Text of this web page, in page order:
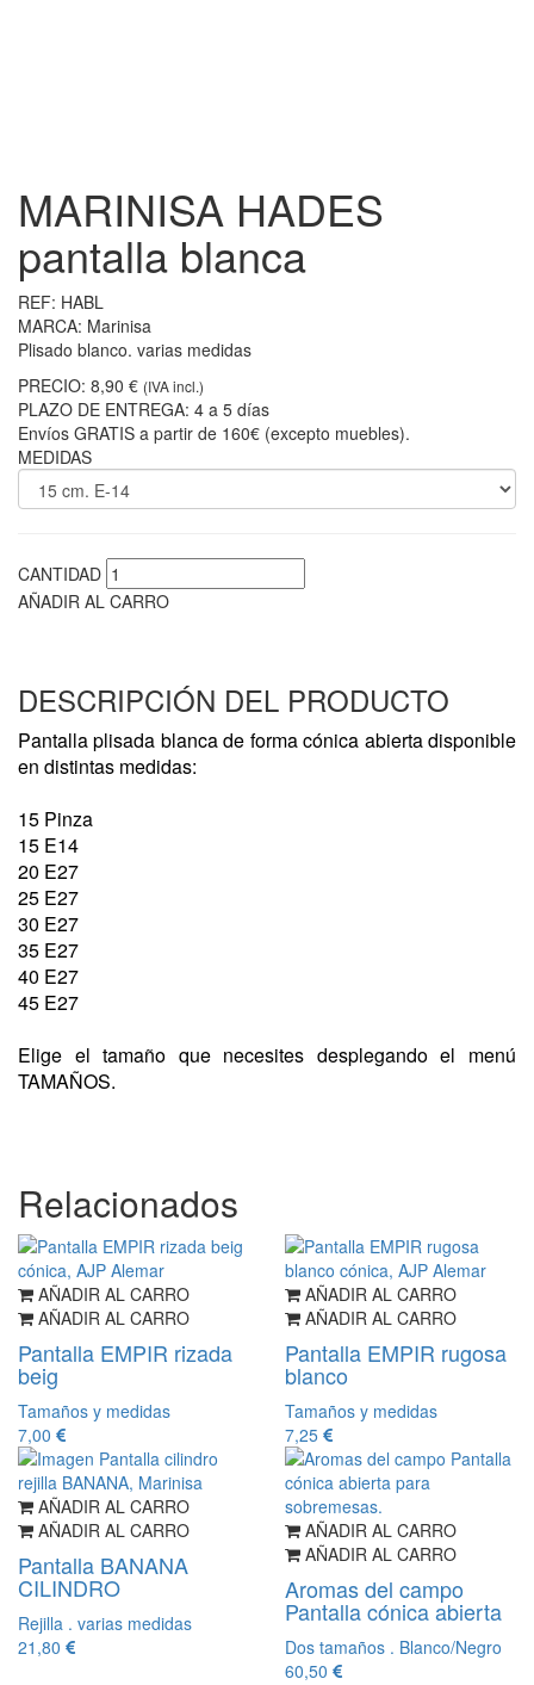
MARINISA HADES
pantalla blanca
REF: HABL
MARCA: Marinisa
Plisado blanco. varias medidas
PRECIO: 8,90 € (IVA incl.)
PLAZO DE ENTREGA: 4 a 5 días
Envíos GRATIS a partir de 160€ (excepto muebles).
MEDIDAS
CANTIDAD
AÑADIR AL CARRO
DESCRIPCIÓN DEL PRODUCTO
Pantalla plisada blanca de forma cónica abierta disponible
en distintas medidas:
15 Pinza
15 E14
20 E27
25 E27
30 E27
35 E27
40 E27
45 E27
Elige el tamaño que necesites desplegando el menú
TAMAÑOS.
Relacionados
AÑADIR AL CARRO
AÑADIR AL CARRO
Pantalla EMPIR rizada
beig
Tamaños y medidas
7,00
AÑADIR AL CARRO
AÑADIR AL CARRO
Pantalla EMPIR rugosa
blanco
Tamaños y medidas
7,25
AÑADIR AL CARRO
AÑADIR AL CARRO
Pantalla BANANA
CILINDRO
Rejilla . varias medidas
21,80
AÑADIR AL CARRO
AÑADIR AL CARRO
Aromas del campo
Pantalla cónica abierta
Dos tamaños . Blanco/Negro
60,50